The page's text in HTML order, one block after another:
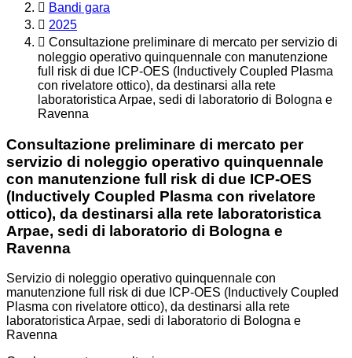
Bandi gara
2025
Consultazione preliminare di mercato per servizio di
noleggio operativo quinquennale con manutenzione
full risk di due ICP-OES (Inductively Coupled Plasma
con rivelatore ottico), da destinarsi alla rete
laboratoristica Arpae, sedi di laboratorio di Bologna e
Ravenna
Consultazione preliminare di mercato per
servizio di noleggio operativo quinquennale
con manutenzione full risk di due ICP-OES
(Inductively Coupled Plasma con rivelatore
ottico), da destinarsi alla rete laboratoristica
Arpae, sedi di laboratorio di Bologna e
Ravenna
Servizio di noleggio operativo quinquennale con
manutenzione full risk di due ICP-OES (Inductively Coupled
Plasma con rivelatore ottico), da destinarsi alla rete
laboratoristica Arpae, sedi di laboratorio di Bologna e
Ravenna